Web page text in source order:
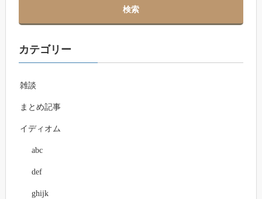
カテゴリー
雑談
まとめ記事
イディオム
abc
def
ghijk